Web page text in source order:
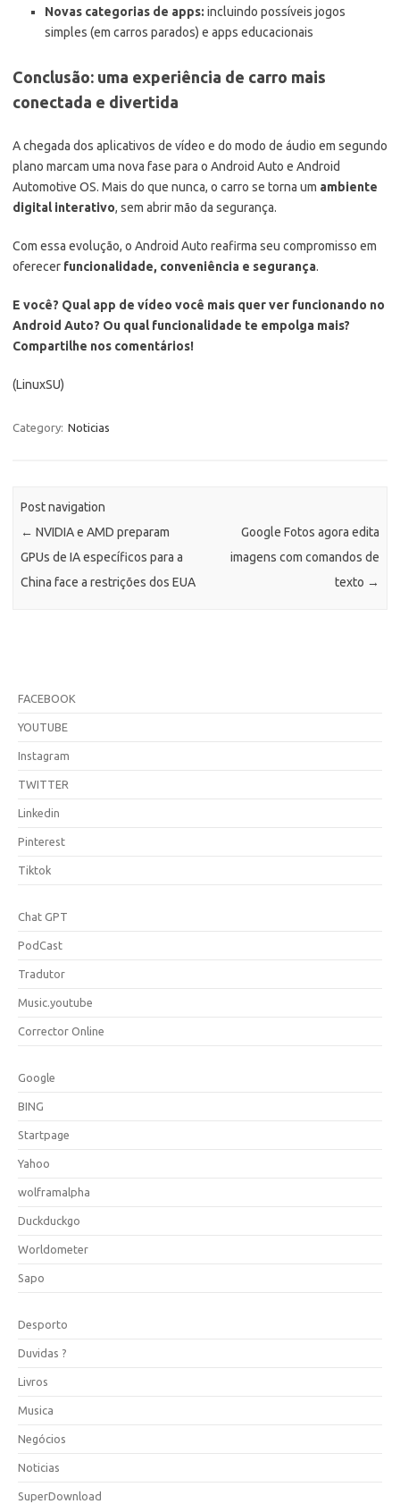
Novas categorias de apps: incluindo possíveis jogos
simples (em carros parados) e apps educacionais
Conclusão: uma experiência de carro mais
conectada e divertida
A chegada dos aplicativos de vídeo e do modo de áudio em segundo
plano marcam uma nova fase para o Android Auto e Android
Automotive OS. Mais do que nunca, o carro se torna um ambiente
digital interativo, sem abrir mão da segurança.
Com essa evolução, o Android Auto reafirma seu compromisso em
oferecer funcionalidade, conveniência e segurança.
E você? Qual app de vídeo você mais quer ver funcionando no
Android Auto? Ou qual funcionalidade te empolga mais?
Compartilhe nos comentários!
(LinuxSU)
Category: Noticias
Post navigation
← NVIDIA e AMD preparam
GPUs de IA específicos para a
China face a restrições dos EUA
Google Fotos agora edita
imagens com comandos de
texto →
FACEBOOK
YOUTUBE
Instagram
TWITTER
Linkedin
Pinterest
Tiktok
Chat GPT
PodCast
Tradutor
Music.youtube
Corrector Online
Google
BING
Startpage
Yahoo
wolframalpha
Duckduckgo
Worldometer
Sapo
Desporto
Duvidas ?
Livros
Musica
Negócios
Noticias
SuperDownload